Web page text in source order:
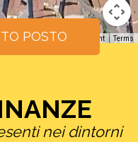
may be subject to copyright Terms
POSTO
nei dintorni